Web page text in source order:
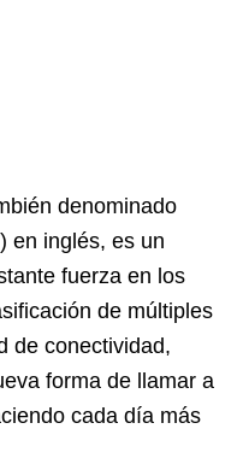
denominado
en inglés, es un
fuerza en los
de múltiples
de conectividad,
forma de llamar a
cada día más